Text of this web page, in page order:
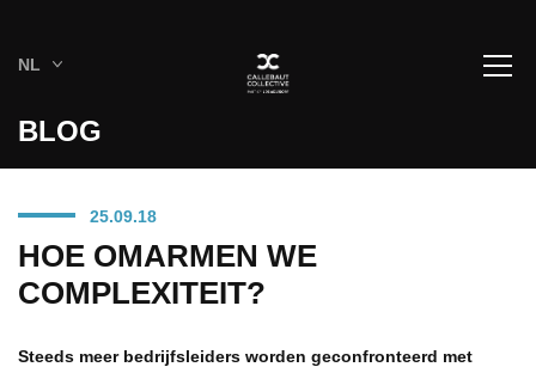
NL
BLOG
25.09.18
HOE OMARMEN WE
COMPLEXITEIT?
Steeds meer bedrijfsleiders worden geconfronteerd met